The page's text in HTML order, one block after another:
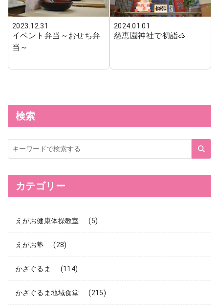
2023.12.31
イベント弁当～おせち弁
当～
2024.01.01
慈恵園神社で初詣🎍
検索
サ
イ
ト
検
カテゴリー
えがお健康体操教室 (5)
えがお塾 (28)
かざぐるま (114)
かざぐるま地域食堂 (215)